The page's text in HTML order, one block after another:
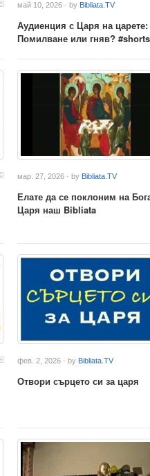
май 10, 2026 · by Bibliata.TV
Аудиенция с Царя на царете:
Помилване или гняв? #shorts
мар. 27, 2026 · by Bibliata.TV
Елате да се поклоним на
Царя наш Bibliata
фев. 2, 2026 · by Bibliata.TV
Отвори сърцето си за царя